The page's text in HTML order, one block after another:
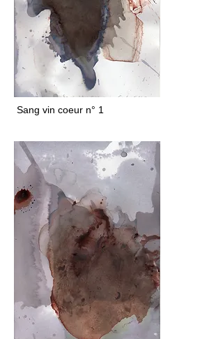
Sang vin coeur n° 1